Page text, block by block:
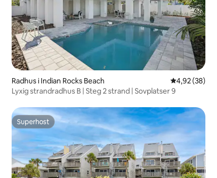
Radhus i Indian Rocks Beach 4,92 av 5 i
4,92 (38)
Lyxig strandradhus B | Steg 2 strand | Sovplatser 9
Superhost
Superhost